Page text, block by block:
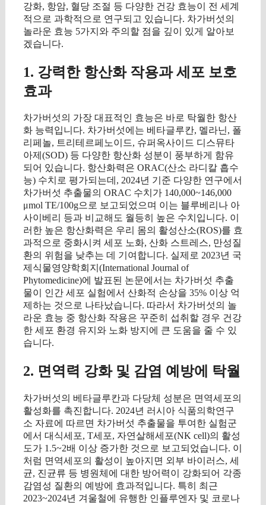
강화, 항암, 혈당 조절 등 다양한 건강 효능이 전 세계
적으로 과학적으로 연구되고 있습니다. 차가버섯의
놀라운 효능 5가지와 주의할 점을 깊이 있게 알아보
겠습니다.
1. 강력한 항산화 작용과 세포 보호
효과
차가버섯의 가장 대표적인 효능은 바로 탁월한 항산
화 능력입니다. 차가버섯에는 베타글루칸, 멜라닌, 폴
리페놀, 트리테르페노이드, 슈퍼옥사이드 디스뮤타
아제(SOD) 등 다양한 항산화 성분이 풍부하게 함유
되어 있습니다. 항산화력은 ORAC(산소 라디칼 흡수
능) 수치로 평가되는데, 2024년 기준 다양한 연구에서
차가버섯 추출물의 ORAC 수치가 140,000~146,000
μmol TE/100g으로 보고되었으며 이는 블루베리나 아
사이베리 등과 비교해도 월등히 높은 수치입니다. 이
러한 높은 항산화력은 우리 몸의 활성산소(ROS)를 효
과적으로 중화시켜 세포 노화, 산화 스트레스, 만성질
환의 위험을 낮추는 데 기여합니다. 실제로 2023년 국
제식물영양학회지(International Journal of
Phytomedicine)에 발표된 논문에서는 차가버섯 추출
물이 인간 세포 실험에서 산화적 손상을 35% 이상 억
제하는 것으로 나타났습니다. 따라서 차가버섯의 놀
라운 효능 중 항산화 작용은 꾸준히 섭취할 경우 건강
한 세포 환경 유지와 노화 방지에 큰 도움을 줄 수 있
습니다.
2. 면역력 강화 및 감염 예방에 탁월
차가버섯의 베타글루칸과 다당체 성분은 면역세포의
활성화를 촉진합니다. 2024년 러시아 식품의학연구
소 자료에 따르면 차가버섯 추출물을 투여한 실험군
에서 대식세포, T세포, 자연살해세포(NK cell)의 활성
도가 1.5~2배 이상 증가한 것으로 보고되었습니다. 이
처럼 면역세포의 활성이 높아지면 외부 바이러스, 세
균, 진균류 등 병원체에 대한 방어력이 강화되어 각종
감염성 질환의 예방에 효과적입니다. 특히 최근
2023~2024년 겨울철에 유행한 인플루엔자 및 코로나